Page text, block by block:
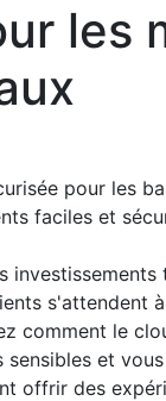
les
pour les
faciles et
s'attendent
comment le
sensibles et
offrir des